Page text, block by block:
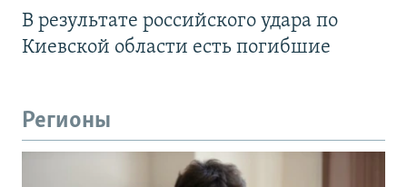
В результате российского удара по
Киевской области есть погибшие
Регионы